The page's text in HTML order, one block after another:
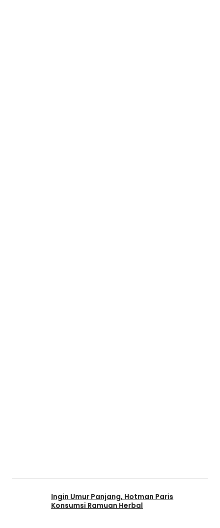
Ingin Umur Panjang, Hotman Paris
Konsumsi Ramuan Herbal